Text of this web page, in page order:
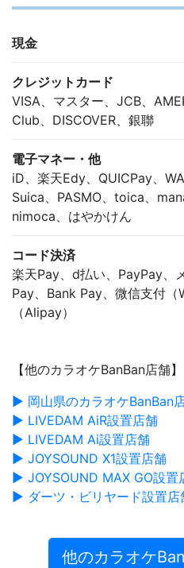
現金
クレジットカード
VISA、マスター、JCB、
Club、DISCOVER、銀聯
電子マネー・他
iD、楽天Edy、QUICPay、
Suica、PASMO、toica、
nimoca、はやかけん
コード決済
楽天Pay、d払い、PayPay、
Pay、Bank Pay、微信支付
（Alipay）
【他のカラオケBanBan店舗】
▶ 岡山県のカラオケBanBan
▶ LIVEDAM AiR設置店舗
▶ LIVEDAM Ai設置店舗
▶ JOYSOUND X1設置店舗
▶ JOYSOUND MAX GO設置
▶ ダーツ・ビリヤード設置店
他のカラオケ